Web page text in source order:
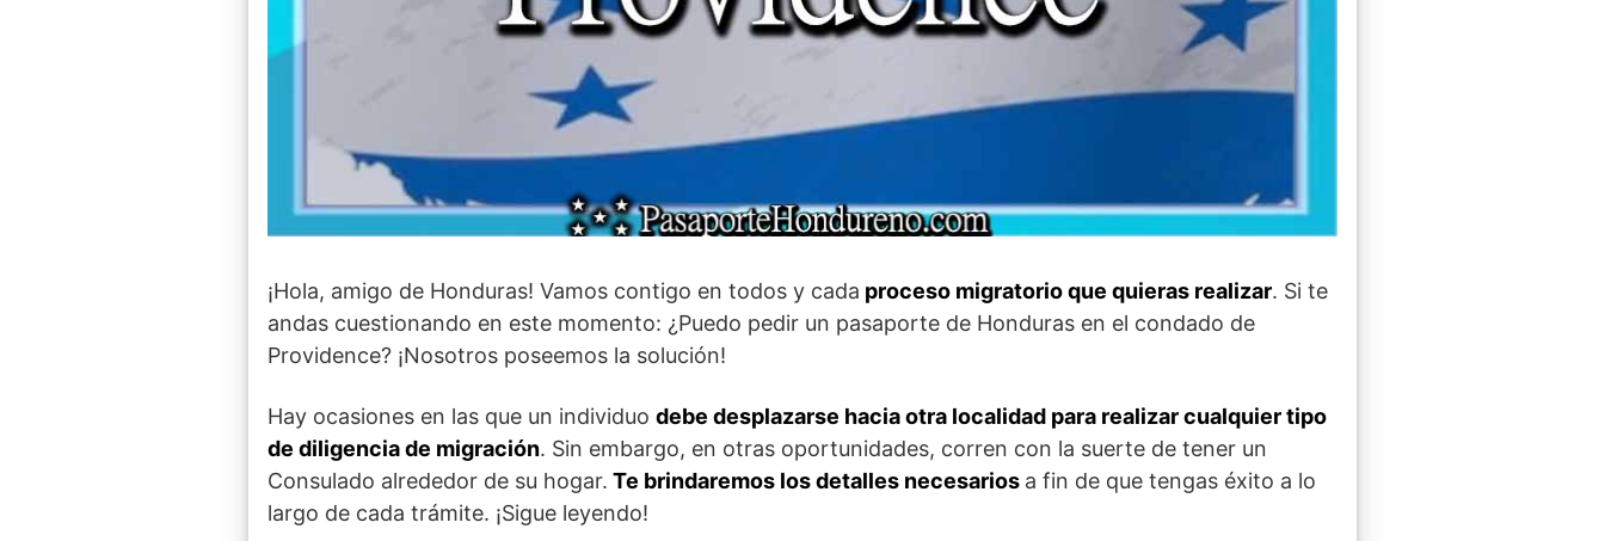
¡Hola, amigo de Honduras! Vamos contigo en todos y cada proceso migratorio que quieras realizar. Si te
andas cuestionando en este momento: ¿Puedo pedir un pasaporte de Honduras en el condado de
Providence? ¡Nosotros poseemos la solución!
Hay ocasiones en las que un individuo debe desplazarse hacia otra localidad para realizar cualquier tipo
de diligencia de migración. Sin embargo, en otras oportunidades, corren con la suerte de tener un
Consulado alrededor de su hogar. Te brindaremos los detalles necesarios a fin de que tengas éxito a lo
largo de cada trámite. ¡Sigue leyendo!